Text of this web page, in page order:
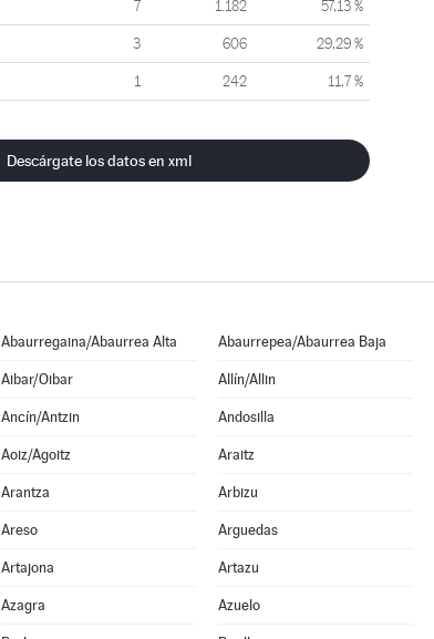
7 1.182 57,13 %
3 606 29,29 %
1 242 11,7 %
Descárgate los datos en xml
Abaurregaina/Abaurrea Alta Abaurrepea/Abaurrea Baja
Aibar/Oibar Allín/Allin
Ancín/Antzin Andosilla
Aoiz/Agoitz Araitz
Arantza Arbizu
Areso Arguedas
Artajona Artazu
Azagra Azuelo